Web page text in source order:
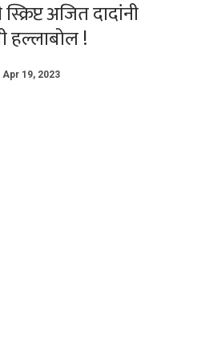
अजित दादांनी
हल्लाबोल !
Apr 19, 2023